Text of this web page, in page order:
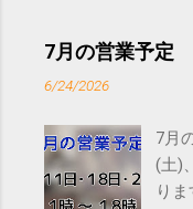
す
ので
7月の営業予定
6/24/2026
7月
(土)
り